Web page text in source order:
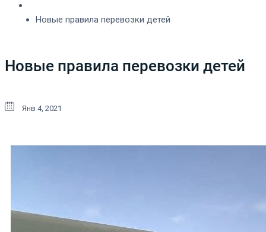
Новые правила перевозки детей
Новые правила перевозки детей
Янв 4, 2021